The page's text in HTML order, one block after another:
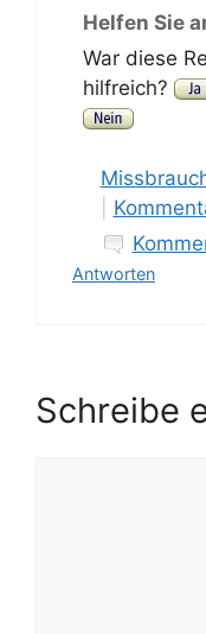
Helfen Sie
War diese
hilfreich?
Antworten
Schreibe